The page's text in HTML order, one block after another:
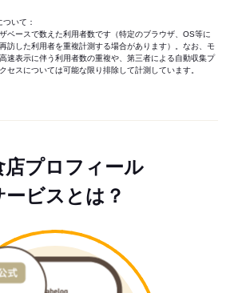
いて：
ベースで数えた利用者数です（特定のブラウザ、OS等に
訪した利用者を重複計測する場合があります）。なお、モ
速表示に伴う利用者数の重複や、第三者による自動収集プ
セスについては可能な限り排除して計測しています。
店プロフィール
ービスとは？